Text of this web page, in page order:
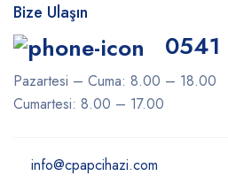
Bize Ulaşın
0541
Pazartesi – Cuma: 8.00 – 18.00
Cumartesi: 8.00 – 17.00
info@cpapcihazi.com